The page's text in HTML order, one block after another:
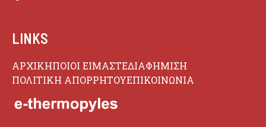
LINKS
ΑΡΧΙΚΗΠΟΙΟΙ ΕΙΜΑΣΤΕΔΙΑΦΗΜΙΣΗ
ΠΟΛΙΤΙΚΗ ΑΠΟΡΡΗΤΟΥΕΠΙΚΟΙΝΩΝΙΑ